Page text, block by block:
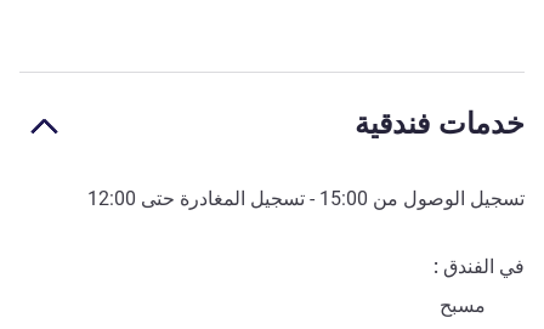
خدمات فندقية
تسجيل الوصول من 15:00 - تسجيل المغادرة حتى 12:00
في الفندق
مسبح